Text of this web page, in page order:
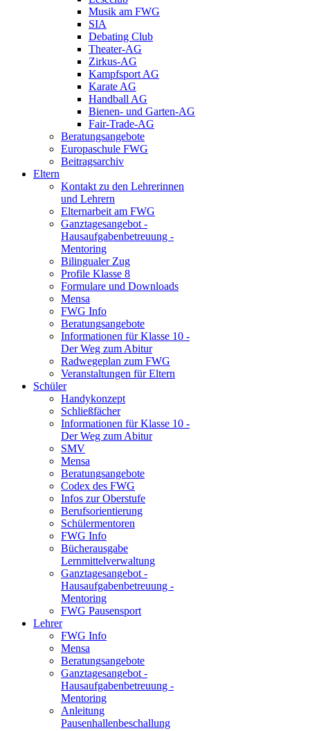
Musik am FWG
SIA
Debating Club
Theater-AG
Zirkus-AG
Kampfsport AG
Karate AG
Handball AG
Bienen- und Garten-AG
Fair-Trade-AG
Beratungsangebote
Europaschule FWG
Beitragsarchiv
Eltern
Kontakt zu den Lehrerinnen
und Lehrern
Elternarbeit am FWG
Ganztagesangebot -
Hausaufgabenbetreuung -
Mentoring
Bilingualer Zug
Profile Klasse 8
Formulare und Downloads
Mensa
FWG Info
Beratungsangebote
Informationen für Klasse 10 -
Der Weg zum Abitur
Radwegeplan zum FWG
Veranstaltungen für Eltern
Schüler
Handykonzept
Schließfächer
Informationen für Klasse 10 -
Der Weg zum Abitur
SMV
Mensa
Beratungsangebote
Codex des FWG
Infos zur Oberstufe
Berufsorientierung
Schülermentoren
FWG Info
Bücherausgabe
Lernmittelverwaltung
Ganztagesangebot -
Hausaufgabenbetreuung -
Mentoring
FWG Pausensport
Lehrer
FWG Info
Mensa
Beratungsangebote
Ganztagesangebot -
Hausaufgabenbetreuung -
Mentoring
Anleitung
Pausenhallenbeschallung